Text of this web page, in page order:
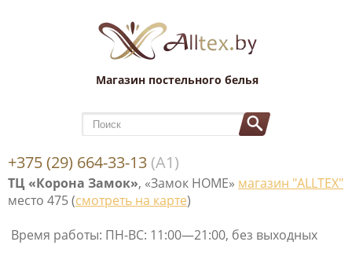
Магазин постельного белья
+375 (29) 664-33-13 (А1)
ТЦ «Корона Замок», «Замок НОМЕ» магазин "ALLTEX"
место 475 (смотреть на карте)
Время работы: ПН-ВС: 11:00—21:00, без выходных